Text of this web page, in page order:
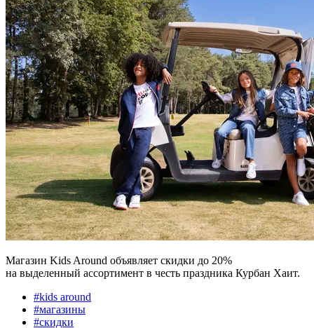
Магазин Kids Around объявляет скидки до 20%
на выделенный ассортимент в честь праздника Курбан Хаит.
#kids around
#магазины
#скидки